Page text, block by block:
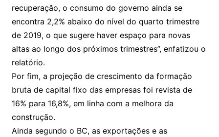
recuperação, o consumo do governo ainda se
encontra 2,2% abaixo do nível do quarto trimestre
de 2019, o que sugere haver espaço para novas
altas ao longo dos próximos trimestres”, enfatizou o
relatório.
Por fim, a projeção de crescimento da formação
bruta de capital fixo das empresas foi revista de
16% para 16,8%, em linha com a melhora da
construção.
Ainda segundo o BC, as exportações e as